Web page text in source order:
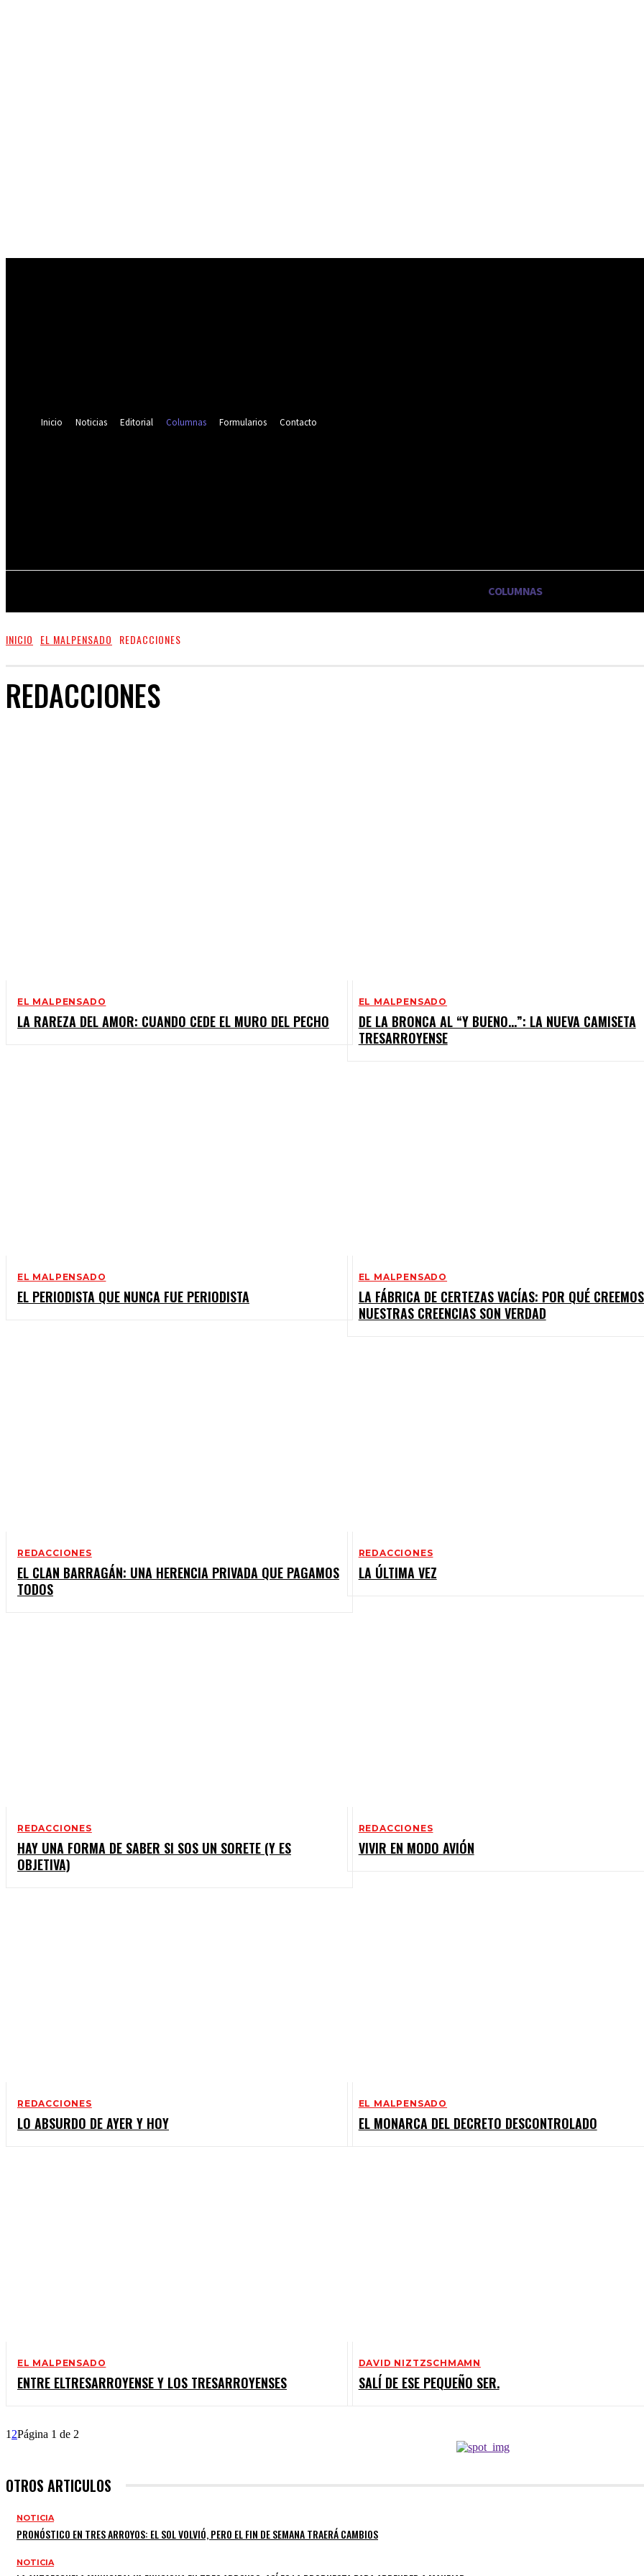
Inicio
Noticias Editorial Columnas Formularios Contacto
COLUMNAS
INICIO EL MALPENSADO REDACCIONES
REDACCIONES
EL MALPENSADO
LA RAREZA DEL AMOR: CUANDO CEDE EL MURO DEL PECHO
EL MALPENSADO
DE LA BRONCA AL “Y BUENO…”: LA NUEVA CAMISETA
TRESARROYENSE
EL MALPENSADO
EL PERIODISTA QUE NUNCA FUE PERIODISTA
EL MALPENSADO
LA FÁBRICA DE CERTEZAS VACÍAS: POR QUÉ
NUESTRAS CREENCIAS SON VERDAD
REDACCIONES
EL CLAN BARRAGÁN: UNA HERENCIA PRIVADA QUE PAGAMOS
TODOS
REDACCIONES
LA ÚLTIMA VEZ
REDACCIONES
HAY UNA FORMA DE SABER SI SOS UN SORETE (Y ES
OBJETIVA)
REDACCIONES
VIVIR EN MODO AVIÓN
REDACCIONES
LO ABSURDO DE AYER Y HOY
EL MALPENSADO
EL MONARCA DEL DECRETO DESCONTROLADO
EL MALPENSADO
ENTRE ELTRESARROYENSE Y LOS TRESARROYENSES
DAVID NIZTZSCHMAMN
SALÍ DE ESE PEQUEÑO SER.
1 2Página 1 de 2
OTROS ARTICULOS
NOTICIA
PRONÓSTICO EN TRES ARROYOS: EL SOL VOLVIÓ, PERO EL FIN DE SEMANA TRAERÁ CAMBIOS
NOTICIA